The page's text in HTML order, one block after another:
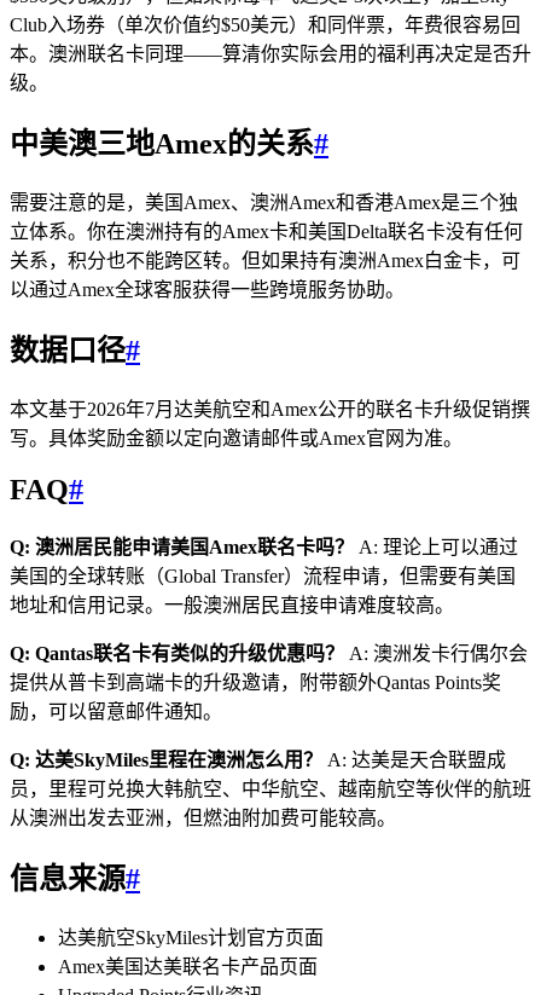
Club入场券（单次价值约$50美元）和同伴票，年费很容易回
本。澳洲联名卡同理——算清你实际会用的福利再决定是否升
级。
中美澳三地Amex的关系#
需要注意的是，美国Amex、澳洲Amex和香港Amex是三个独
立体系。你在澳洲持有的Amex卡和美国Delta联名卡没有任何
关系，积分也不能跨区转。但如果持有澳洲Amex白金卡，可
以通过Amex全球客服获得一些跨境服务协助。
数据口径#
本文基于2026年7月达美航空和Amex公开的联名卡升级促销撰
写。具体奖励金额以定向邀请邮件或Amex官网为准。
FAQ#
Q: 澳洲居民能申请美国Amex联名卡吗？
A: 理论上可以通过
美国的全球转账（Global Transfer）流程申请，但需要有美国
地址和信用记录。一般澳洲居民直接申请难度较高。
Q: Qantas联名卡有类似的升级优惠吗？
A: 澳洲发卡行偶尔会
提供从普卡到高端卡的升级邀请，附带额外Qantas Points奖
励，可以留意邮件通知。
Q: 达美SkyMiles里程在澳洲怎么用？
A: 达美是天合联盟成
员，里程可兑换大韩航空、中华航空、越南航空等伙伴的航班
从澳洲出发去亚洲，但燃油附加费可能较高。
信息来源#
达美航空SkyMiles计划官方页面
Amex美国达美联名卡产品页面